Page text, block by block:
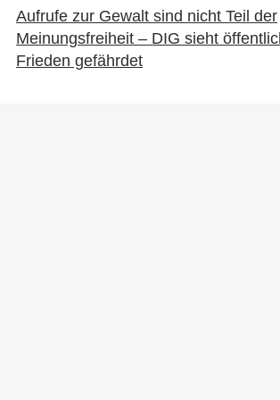
Aufrufe zur Gewalt sind nicht Teil der
Meinungsfreiheit – DIG sieht
Frieden gefährdet